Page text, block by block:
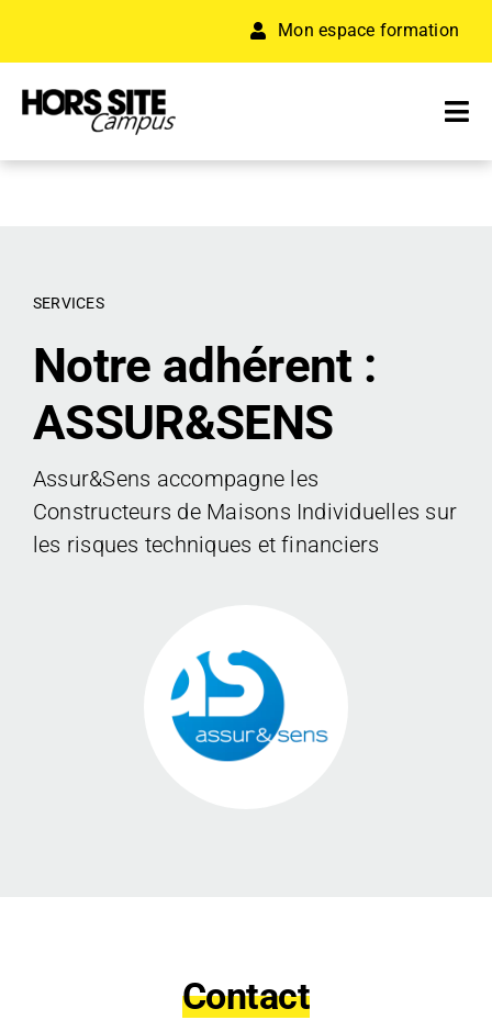
contenu
Mon espace formation
RÉSEAU D’ENTREPRISES
ACCÉLÉRATEUR
RESSOURCES
SERVICES
Notre adhérent :
ASSUR&SENS
Assur&Sens accompagne les
Constructeurs de Maisons Individuelles sur
les risques techniques et financiers
Contact